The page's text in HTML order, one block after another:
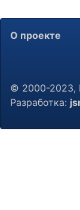
О проекте
© 2000-2023,
Разработка: